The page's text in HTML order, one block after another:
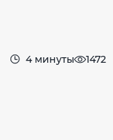
4 минуты 1472